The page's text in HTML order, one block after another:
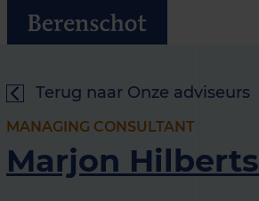
Terug naar Onze adviseurs
MANAGING CONSULTANT
Marjon Hilberts